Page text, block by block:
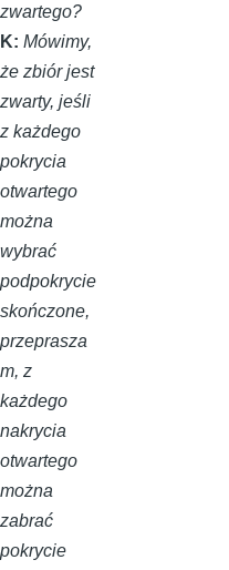
zwartego?
K: Mówimy,
że zbiór jest
zwarty, jeśli
z każdego
pokrycia
otwartego
można
wybrać
podpokrycie
skończone,
przeprasza
m, z
każdego
nakrycia
otwartego
można
zabrać
pokrycie